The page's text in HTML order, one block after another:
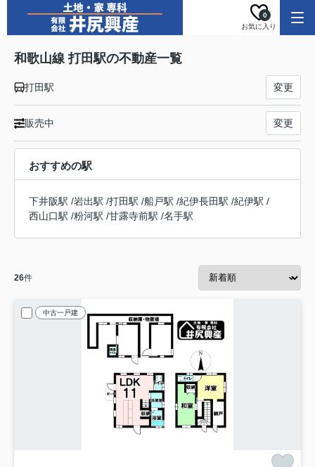
お気に入り
0
和歌山線 打田駅の不動産一覧
打田駅 変更
販売中 変更
おすすめの駅
下井阪駅 /岩出駅 /打田駅 /船戸駅 /紀伊長田駅 /紀伊駅 /
西山口駅 /粉河駅 /甘露寺前駅 /名手駅
26件
中古一戸建